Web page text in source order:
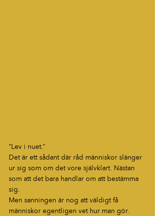
“Lev i nuet.”
Det är ett sådant där råd människor slänger
ur sig som om det vore självklart. Nästan
som att det bara handlar om att bestämma
sig.
Men sanningen är nog att väldigt få
människor egentligen vet hur man gör.